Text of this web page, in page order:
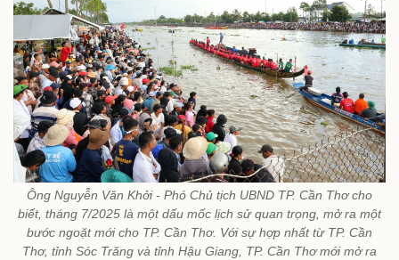
Ông Nguyễn Văn Khởi - Phó Chủ tịch UBND TP. Cần Thơ cho
biết, tháng 7/2025 là một dấu mốc lịch sử quan trọng, mở ra một
bước ngoặt mới cho TP. Cần Thơ. Với sự hợp nhất từ TP. Cần
Thơ, tỉnh Sóc Trăng và tỉnh Hậu Giang, TP. Cần Thơ mới mở ra